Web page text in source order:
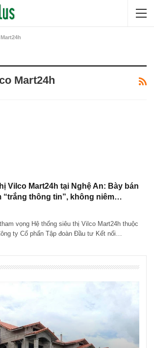
Mart24h
Vilco Mart24h tại Nghệ An: Bày bán
“trắng thông tin”, không niêm…
vọng Hệ thống siêu thị Vilco Mart24h thuộc
ty Cổ phẩn Tập đoàn Đầu tư Kết nối…